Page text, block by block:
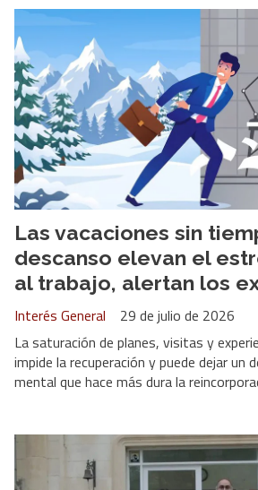
Las vacaciones sin
descanso elevan el
al trabajo, alertan los
Interés General
29 de julio de 2026
La saturación de planes, visitas y
impide la recuperación y puede dejar un
mental que hace más dura la